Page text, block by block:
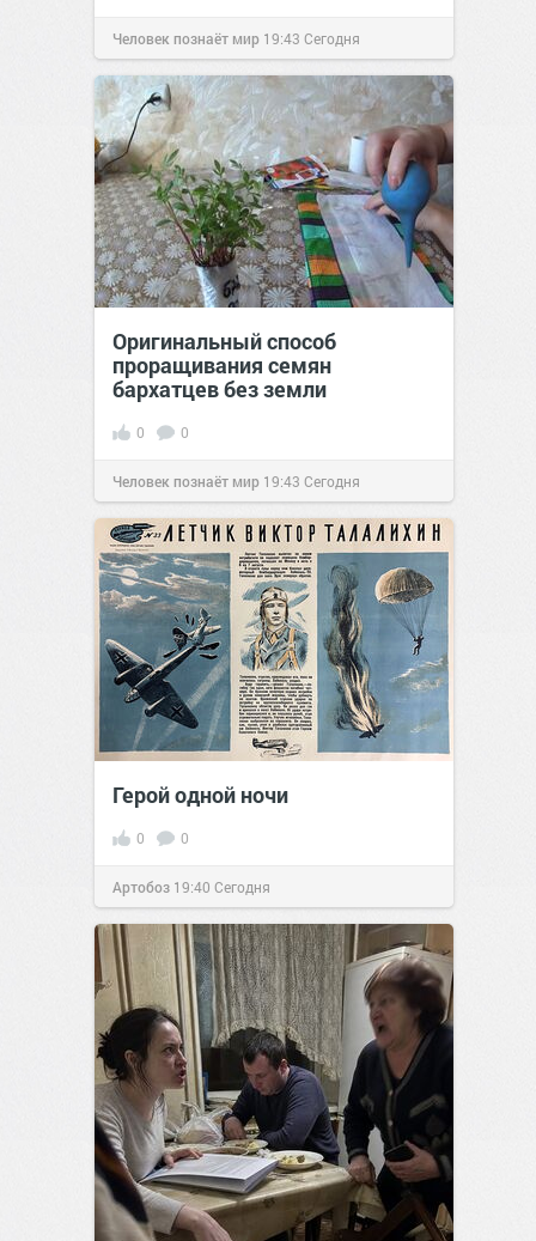
Человек познаёт мир 19:43 Сегодня
Оригинальный способ
проращивания семян
бархатцев без земли
0 0
Человек познаёт мир 19:43 Сегодня
Герой одной ночи
0 0
Артобоз 19:40 Сегодня